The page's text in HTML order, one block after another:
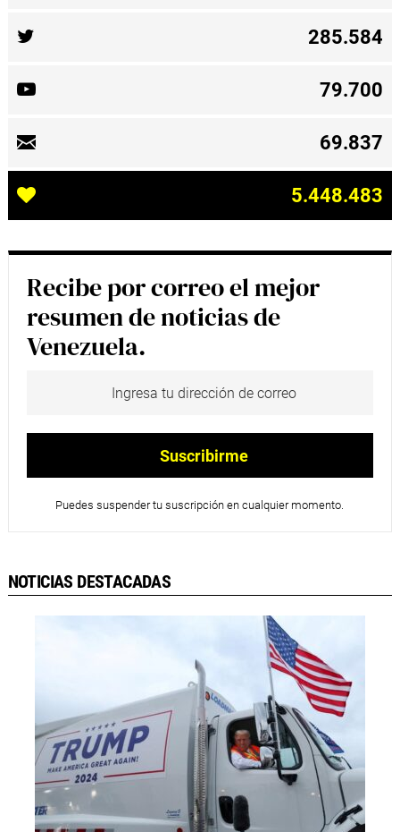
285.584
79.700
69.837
5.448.483
Recibe por correo el mejor
resumen de noticias de
Venezuela.
Puedes suspender tu suscripción en cualquier momento.
NOTICIAS DESTACADAS